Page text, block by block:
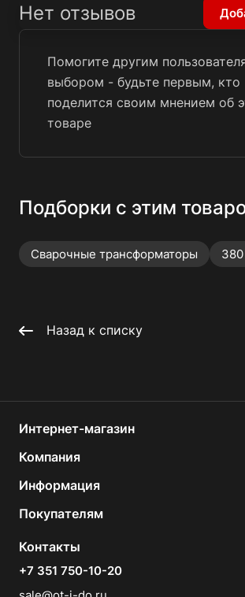
Помогите другим
выбором - будьте первым, кто
поделится своим мнением об
товаре
Нет отзывов
Подборки с этим
Сварочные трансформаторы
Назад к списку
Интернет-магазин
Компания
Информация
Покупателям
Контакты
+7 351 750-10-20